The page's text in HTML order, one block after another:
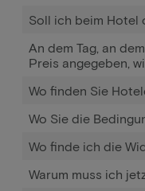
Soll ich beim Hotel
An dem Tag, an
Preis angegeben,
Wo finden Sie
Wo Sie die
Wo finde ich die
Warum muss ich